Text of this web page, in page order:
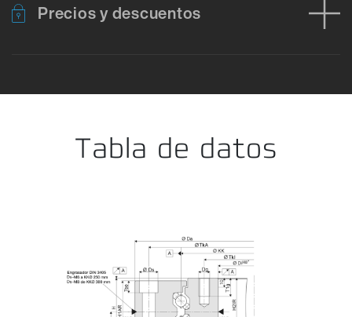
Precios y descuentos
Tabla de datos